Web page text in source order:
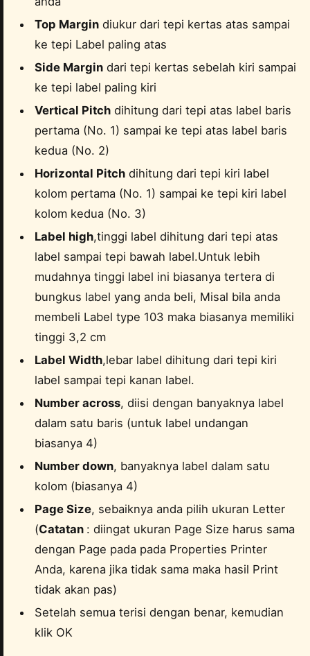
Top Margin diukur dari tepi kertas atas sampai
ke tepi Label paling atas
Side Margin dari tepi kertas sebelah kiri sampai
ke tepi label paling kiri
Vertical Pitch dihitung dari tepi atas label baris
pertama (No. 1) sampai ke tepi atas label baris
kedua (No. 2)
Horizontal Pitch dihitung dari tepi kiri label
kolom pertama (No. 1) sampai ke tepi kiri label
kolom kedua (No. 3)
Label high,tinggi label dihitung dari tepi atas
label sampai tepi bawah label.Untuk lebih
mudahnya tinggi label ini biasanya tertera di
bungkus label yang anda beli, Misal bila anda
membeli Label type 103 maka biasanya memiliki
tinggi 3,2 cm
Label Width,lebar label dihitung dari tepi kiri
label sampai tepi kanan label.
Number across, diisi dengan banyaknya label
dalam satu baris (untuk label undangan
biasanya 4)
Number down, banyaknya label dalam satu
kolom (biasanya 4)
Page Size, sebaiknya anda pilih ukuran Letter
(Catatan : diingat ukuran Page Size harus sama
dengan Page pada pada Properties Printer
Anda, karena jika tidak sama maka hasil Print
tidak akan pas)
Setelah semua terisi dengan benar, kemudian
klik OK